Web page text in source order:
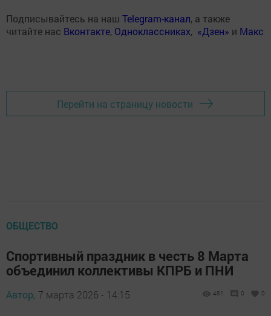
Подписывайтесь на наш Telegram-канал, а также
читайте нас Вконтакте, Одноклассниках, «Дзен» и Макс
Перейти на страницу новости
ОБЩЕСТВО
Спортивный праздник в честь 8 Марта
объединил коллективы КПРБ и ПНИ
Автор, 7 марта 2026 - 14:15 481 0 0